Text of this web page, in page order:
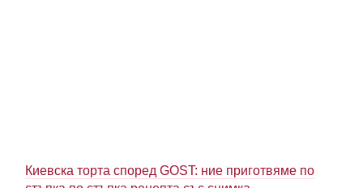
Киевска торта според GOST: ние приготвяме по